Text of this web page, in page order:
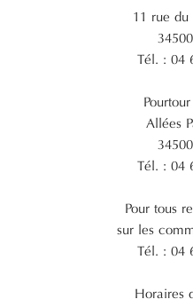
11 rue du
Tél. : 04
Allées
Tél. : 04
Pour tous
sur les
Tél. : 04
Horaires